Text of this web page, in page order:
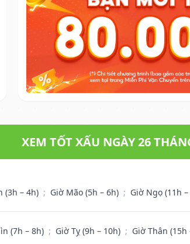
XEM TỐT XẤU NGÀY 26
(3h – 4h) ; Giờ Mão (5h – 6h) ; Giờ Ngọ (11h
(7h – 8h) ; Giờ Tỵ (9h – 10h) ; Giờ Thân (15h